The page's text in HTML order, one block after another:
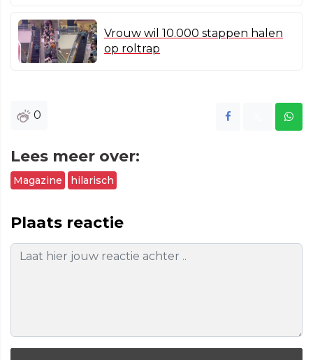
Vrouw wil 10.000 stappen halen
op roltrap
0
Lees meer over:
Magazine hilarisch
Plaats reactie